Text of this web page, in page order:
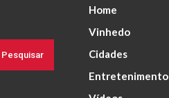
Pesquisar
Home
Vinhedo
Cidades
Entretenimento